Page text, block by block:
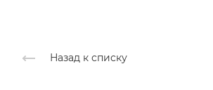
Назад к списку